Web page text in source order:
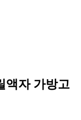
액자 가방고